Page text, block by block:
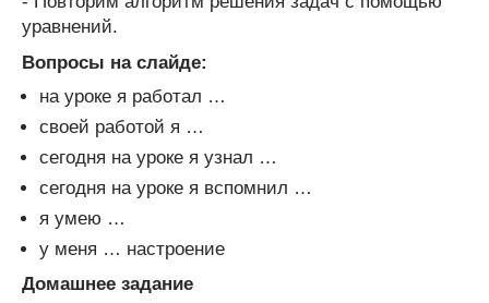
уравнений.
Вопросы на слайде:
на уроке я работал …
своей работой я …
сегодня на уроке я узнал …
сегодня на уроке я вспомнил …
я умею …
у меня … настроение
Домашнее задание